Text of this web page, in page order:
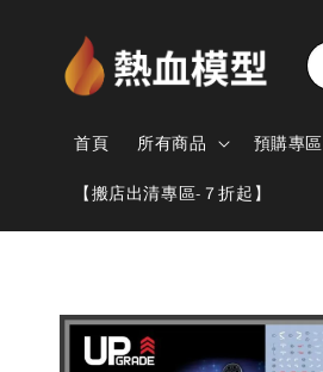
首頁 所有商品 預購專區
【搬店出清專區-７折起】